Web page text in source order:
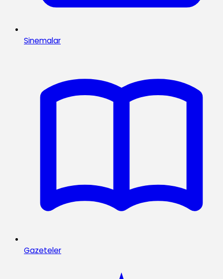
Sinemalar
Gazeteler